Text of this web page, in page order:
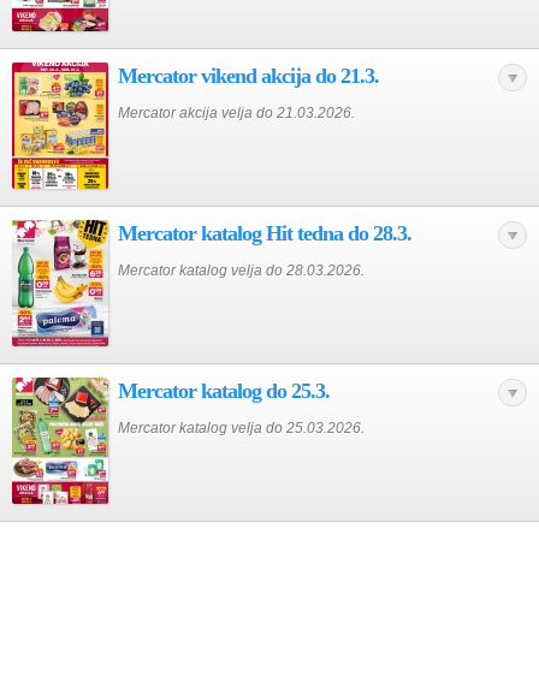
Mercator vikend akcija do 21.3.
Mercator akcija velja do 21.03.2026.
Mercator katalog Hit tedna do 28.3.
Mercator katalog velja do 28.03.2026.
Mercator katalog do 25.3.
Mercator katalog velja do 25.03.2026.